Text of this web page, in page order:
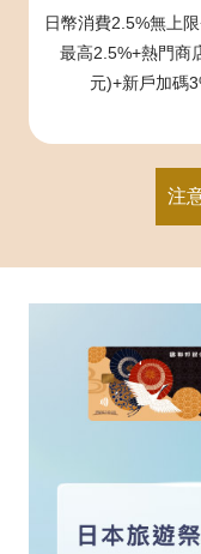
日幣消費2.5%無上
最高2.5%+熱門商
元)+新戶加碼
注